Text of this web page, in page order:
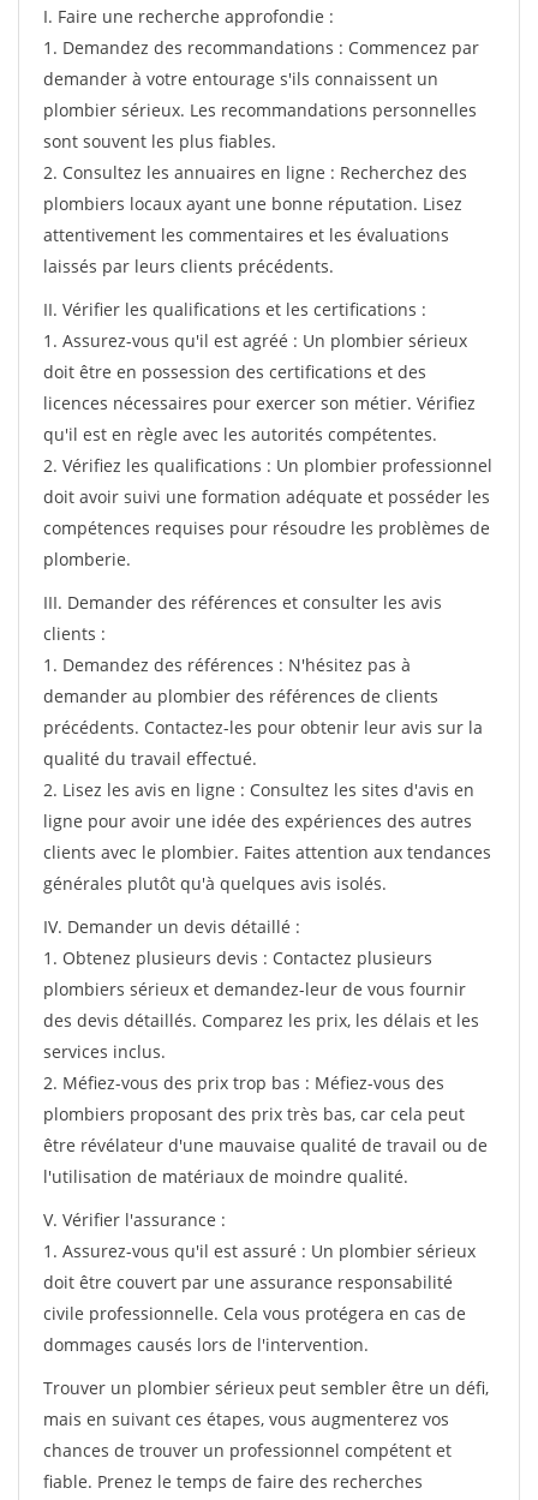
I. Faire une recherche approfondie :
1. Demandez des recommandations : Commencez par
demander à votre entourage s'ils connaissent un
plombier sérieux. Les recommandations personnelles
sont souvent les plus fiables.
2. Consultez les annuaires en ligne : Recherchez des
plombiers locaux ayant une bonne réputation. Lisez
attentivement les commentaires et les évaluations
laissés par leurs clients précédents.
II. Vérifier les qualifications et les certifications :
1. Assurez-vous qu'il est agréé : Un plombier sérieux
doit être en possession des certifications et des
licences nécessaires pour exercer son métier. Vérifiez
qu'il est en règle avec les autorités compétentes.
2. Vérifiez les qualifications : Un plombier professionnel
doit avoir suivi une formation adéquate et posséder les
compétences requises pour résoudre les problèmes de
plomberie.
III. Demander des références et consulter les avis
clients :
1. Demandez des références : N'hésitez pas à
demander au plombier des références de clients
précédents. Contactez-les pour obtenir leur avis sur la
qualité du travail effectué.
2. Lisez les avis en ligne : Consultez les sites d'avis en
ligne pour avoir une idée des expériences des autres
clients avec le plombier. Faites attention aux tendances
générales plutôt qu'à quelques avis isolés.
IV. Demander un devis détaillé :
1. Obtenez plusieurs devis : Contactez plusieurs
plombiers sérieux et demandez-leur de vous fournir
des devis détaillés. Comparez les prix, les délais et les
services inclus.
2. Méfiez-vous des prix trop bas : Méfiez-vous des
plombiers proposant des prix très bas, car cela peut
être révélateur d'une mauvaise qualité de travail ou de
l'utilisation de matériaux de moindre qualité.
V. Vérifier l'assurance :
1. Assurez-vous qu'il est assuré : Un plombier sérieux
doit être couvert par une assurance responsabilité
civile professionnelle. Cela vous protégera en cas de
dommages causés lors de l'intervention.
Trouver un plombier sérieux peut sembler être un défi,
mais en suivant ces étapes, vous augmenterez vos
chances de trouver un professionnel compétent et
fiable. Prenez le temps de faire des recherches